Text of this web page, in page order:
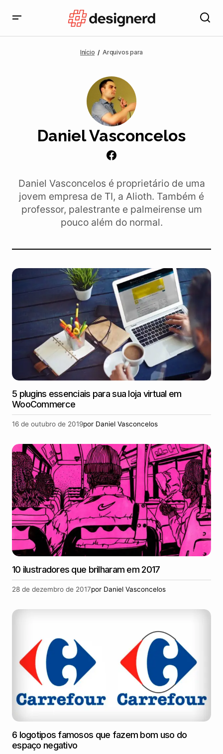
Início Arquivos para
Daniel Vasconcelos
Daniel Vasconcelos é proprietário de uma
jovem empresa de TI, a Alioth. Também é
professor, palestrante e palmeirense um
pouco além do normal.
5 plugins essenciais para sua loja virtual em
WooCommerce
16 de outubro de 2019por Daniel Vasconcelos
10 ilustradores que brilharam em 2017
28 de dezembro de 2017por Daniel Vasconcelos
6 logotipos famosos que fazem bom uso do
espaço negativo